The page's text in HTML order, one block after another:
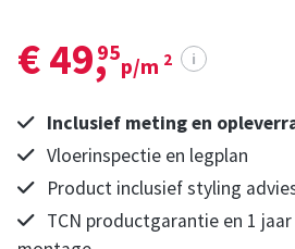
€ 49,
95
p/m 2 i
Inclusief meting en
Vloerinspectie en legplan
Product inclusief styling
TCN productgarantie en 1